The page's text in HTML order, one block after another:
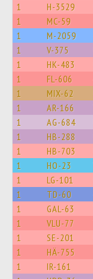
1 H-3529
1 MC-59
1 M-2059
1 V-375
1 HK-483
1 FL-606
1 MIX-62
1 AR-166
1 AG-684
1 HB-288
1 HB-703
1 HO-23
1 LG-101
1 TD-60
1 GAL-63
1 VLU-77
1 SE-201
1 HÄ-755
1 IR-161